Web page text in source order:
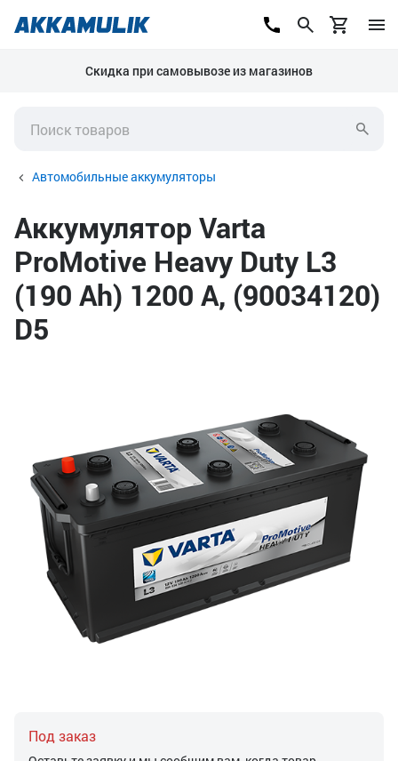
Скидка при самовывозе из магазинов
Автомобильные аккумуляторы
Аккумулятор Varta
ProMotive Heavy Duty L3
(190 Ah) 1200 А, (90034120)
D5
Под заказ